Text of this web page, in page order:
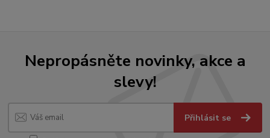
Nepropásněte novinky, akce a
slevy!
Přihlásit se